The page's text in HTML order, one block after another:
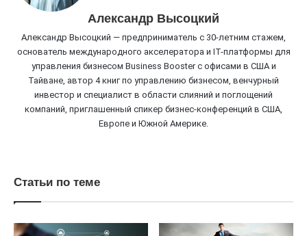
Александр Высоцкий
Александр Высоцкий — предприниматель с 30-летним стажем,
основатель международного акселератора и IT-платформы для
управления бизнесом Business Booster c офисами в США и
Тайване, автор 4 книг по управлению бизнесом, венчурный
инвестор и специалист в области слияний и поглощений
компаний, приглашенный спикер бизнес-конференций в США,
Европе и Южной Америке.
Статьи по теме